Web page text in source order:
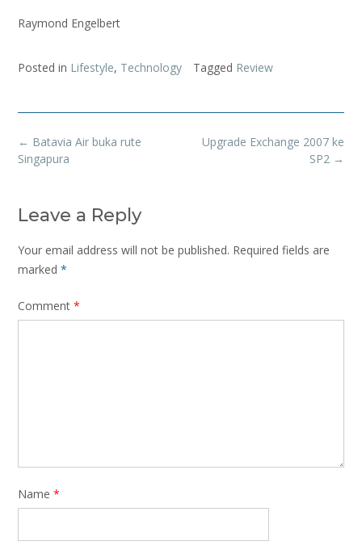
Raymond Engelbert
Posted in Lifestyle, Technology Tagged Review
Post
navigation
Upgrade Exchange 2007 ke
SP2 →
← Batavia Air buka rute
Singapura
Leave a Reply
Your email address will not be published. Required fields are
marked *
Comment *
Name *